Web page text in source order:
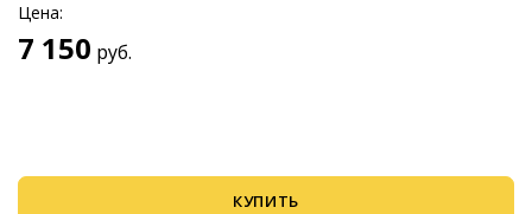
Цена:
7 150 руб.
КУПИТЬ